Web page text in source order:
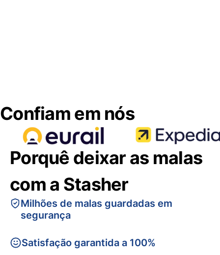
Confiam em nós
Porquê deixar as malas
com a Stasher
Milhões de malas guardadas em
segurança
Satisfação garantida a 100%